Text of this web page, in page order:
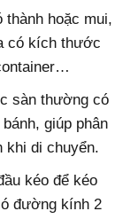
thành hoặc mui,
có kích thước
sàn thường có
giúp phân
khi di chuyển.
kéo để kéo
đường kính 2